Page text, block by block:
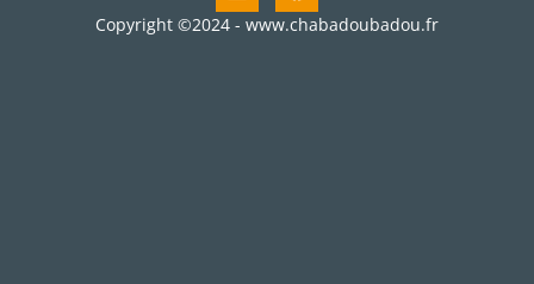
Copyright ©2024 - www.chabadoubadou.fr